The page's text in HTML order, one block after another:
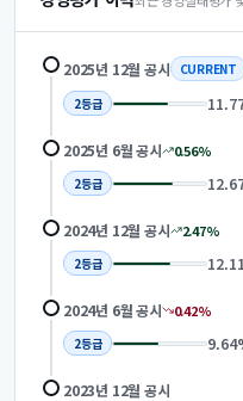
2025년 12월 공시 CURRENT
2등급
2025년 6월공시 0.56%
2등급
2024년 12월 공시 2.47%
2등급 12.11
2024년 6월공시 0.42%
2등급 9.64
2023년 12월 공시